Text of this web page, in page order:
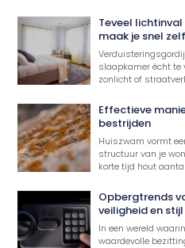
Teveel
maak je snel
slaapkamer écht te
zonlicht of
Effectieve
bestrijden
Huiszwam vormt
structuur van je
korte tijd hout
Opbergtrends
veiligheid en stijl
In een wereld
waardevolle